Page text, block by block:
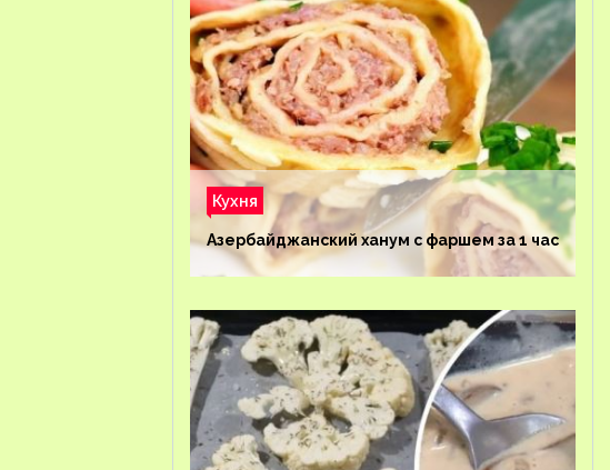
Кухня
Азербайджанский ханум с фаршем за 1 час